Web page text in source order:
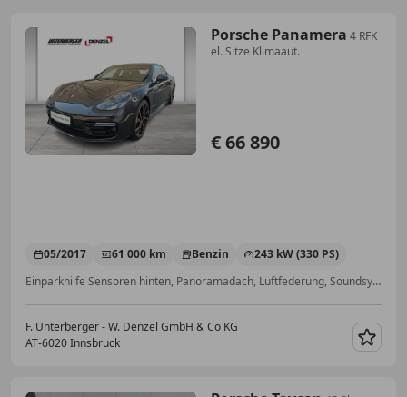
Porsche Panamera 4 RFK
el. Sitze Klimaaut.
€ 66 890
05/2017 61 000 km Benzin
243 kW (330 PS)
Einparkhilfe Sensoren hinten, Panoramadach, Luftfederung, Soundsystem, LED-Scheinwerfer, W-Lan / Wifi Hotspot, Apple CarPlay, 4-Zonen-Klimaautomatik
F. Unterberger - W. Denzel GmbH & Co KG
AT-6020 Innsbruck